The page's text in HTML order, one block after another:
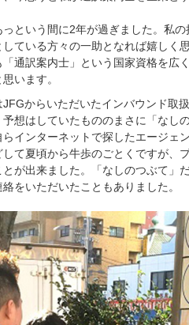
という間に2年が過ぎました。私の
ている方々の一助となれば嬉しく
通訳案内士」という国家資格を広
います。
からいただいたインバウンド取
想はしていたもののまさに「なし
インターネットで探したエージェ
して夏頃から牛歩のごとくですが、
が出来ました。「なしのつぶて」
をいただいたこともありました。